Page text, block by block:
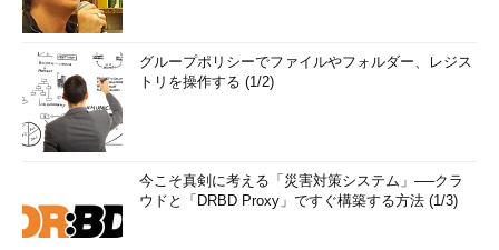
グループポリシーでファイルやフォルダー、レジス
トリを操作する (1/2)
今こそ真剣に考える「災害対策システム」──クラ
ウドと「DRBD Proxy」ですぐ構築する方法 (1/3)